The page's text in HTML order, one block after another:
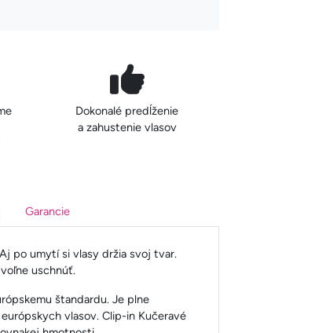
Dokonalé predĺženie
a zahustenie vlasov
Garancie
po umytí si vlasy držia svoj tvar.
uschnúť.
štandardu. Je plne
vlasov. Clip-in Kučeravé